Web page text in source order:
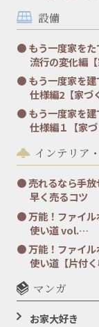
設備
もう一度家を
流行の変化編
もう一度家を
仕様編2【家づ
もう一度家を
仕様編１【家
インテリア
売れるなら手
早く売るコツ
万能！ファイ
使い道 vol.…
万能！ファイ
使い道【片付
マンガ
お家大好き